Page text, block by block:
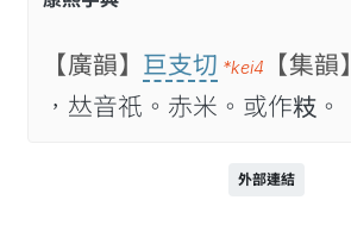
【廣韻】 巨支切 *kei4 【集韻】
，𠀤音祇。赤米。或作𥸳。
外部連結